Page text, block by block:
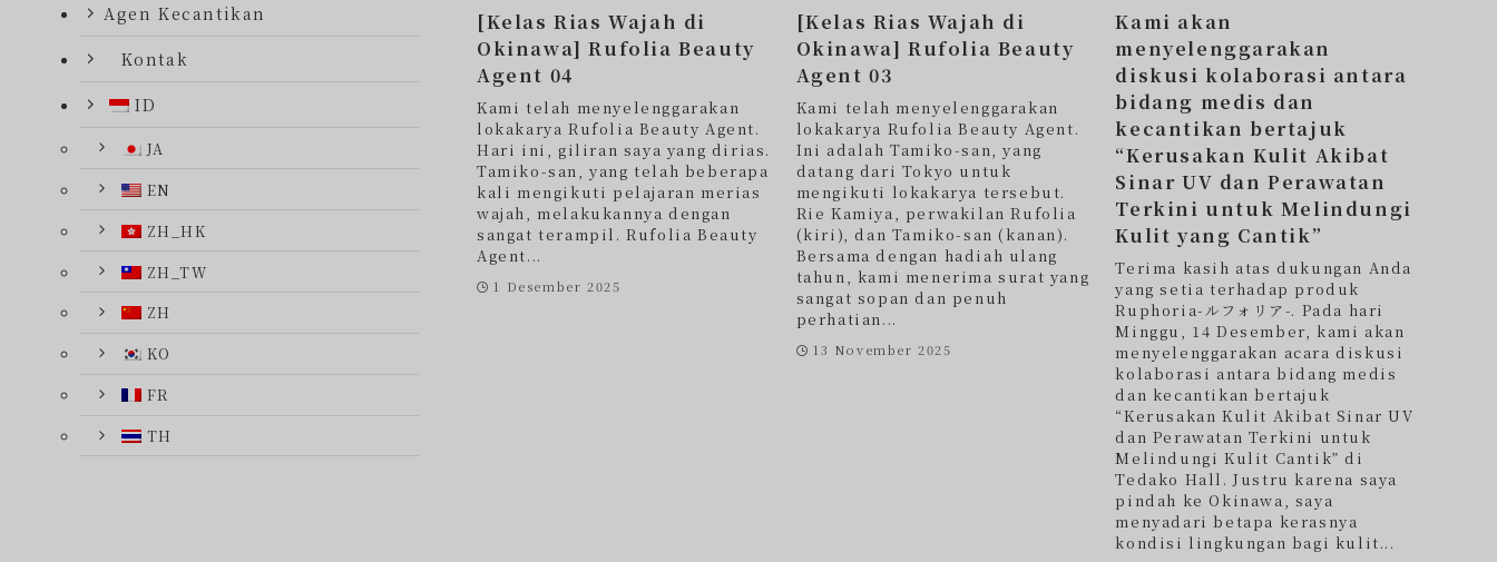
[Kelas Rias Wajah di
Okinawa] Rufolia Beauty
Agent 04
Kami telah menyelenggarakan
lokakarya Rufolia Beauty Agent.
Hari ini, giliran saya yang dirias.
Tamiko-san, yang telah beberapa
kali mengikuti pelajaran merias
wajah, melakukannya dengan
sangat terampil. Rufolia Beauty
Agent...
1 Desember 2025
[Kelas Rias Wajah di
Okinawa] Rufolia Beauty
Agent 03
Kami telah menyelenggarakan
lokakarya Rufolia Beauty Agent.
Ini adalah Tamiko-san, yang
datang dari Tokyo untuk
mengikuti lokakarya tersebut.
Rie Kamiya, perwakilan Rufolia
(kiri), dan Tamiko-san (kanan).
Bersama dengan hadiah ulang
tahun, kami menerima surat yang
sangat sopan dan penuh
perhatian...
13 November 2025
Kami akan
menyelenggarakan
diskusi kolaborasi antara
bidang medis dan
kecantikan bertajuk
“Kerusakan Kulit Akibat
Sinar UV dan Perawatan
Terkini untuk Melindungi
Kulit yang Cantik”
Terima kasih atas dukungan Anda
yang setia terhadap produk
Ruphoria-ルフォリア-. Pada hari
Minggu, 14 Desember, kami akan
menyelenggarakan acara diskusi
kolaborasi antara bidang medis
dan kecantikan bertajuk
“Kerusakan Kulit Akibat Sinar UV
dan Perawatan Terkini untuk
Melindungi Kulit Cantik” di
Tedako Hall. Justru karena saya
pindah ke Okinawa, saya
menyadari betapa kerasnya
kondisi lingkungan bagi kulit...
Agen Kecantikan
Kontak
ID
JA
EN
ZH_HK
ZH_TW
ZH
KO
FR
TH